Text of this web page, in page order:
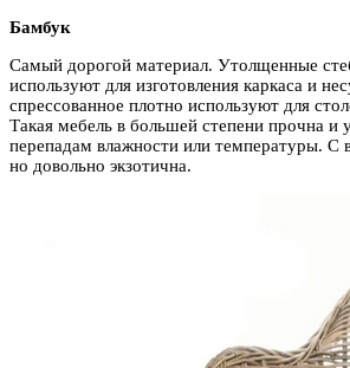
Бамбук
Самый дорогой материал. Утолщенные
используют для изготовления каркаса и
спрессованное плотно используют для
Такая мебель в большей степени прочна и
перепадам влажности или температуры. С
но довольно экзотична.